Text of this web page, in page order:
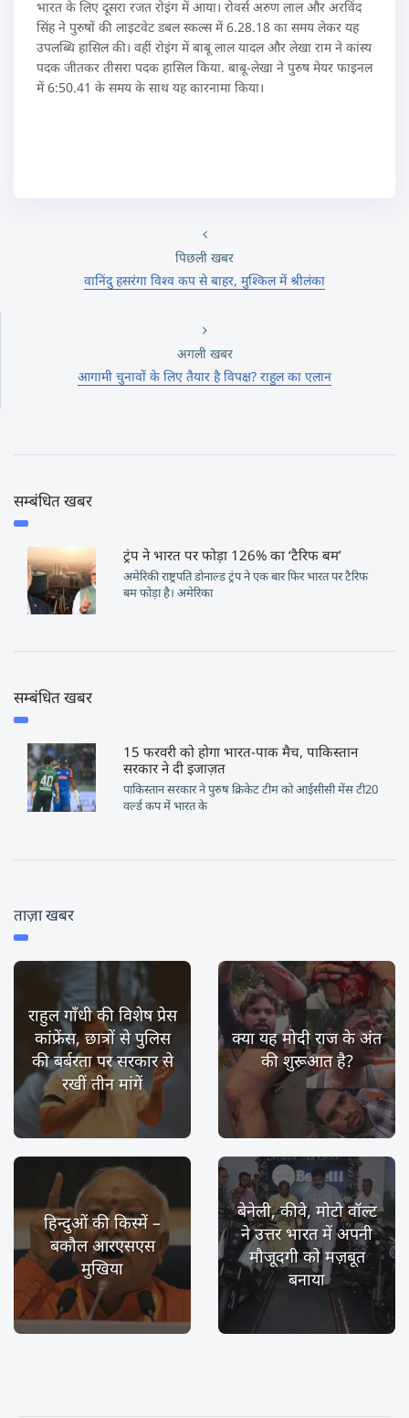
भारत के लिए दूसरा रजत रोइंग में आया। रोवर्स अरुण लाल और अरविंद
सिंह ने पुरुषों की लाइटवेट डबल स्कल्स में 6.28.18 का समय लेकर यह
उपलब्धि हासिल की। वहीं रोइंग में बाबू लाल यादल और लेखा राम ने कांस्य
पदक जीतकर तीसरा पदक हासिल किया. बाबू-लेखा ने पुरुष मेयर फाइनल
में 6:50.41 के समय के साथ यह कारनामा किया।
पिछली खबर
वानिंदु हसरंगा विश्व कप से बाहर, मुश्किल में श्रीलंका
अगली खबर
आगामी चुनावों के लिए तैयार है विपक्ष? राहुल का एलान
सम्बंधित खबर
ट्रंप ने भारत पर फोड़ा 126% का ‘टैरिफ बम’
अमेरिकी राष्ट्रपति डोनाल्ड ट्रंप ने एक बार फिर भारत पर टैरिफ
बम फोड़ा है। अमेरिका
सम्बंधित खबर
15 फरवरी को होगा भारत-पाक मैच, पाकिस्तान
सरकार ने दी इजाज़त
पाकिस्तान सरकार ने पुरुष क्रिकेट टीम को आईसीसी मेंस टी20
वर्ल्ड कप में भारत के
ताज़ा खबर
राहुल गाँधी की विशेष प्रेस
कांफ्रेंस, छात्रों से पुलिस
की बर्बरता पर सरकार से
रखीं तीन मांगें
क्या यह मोदी राज के अंत
की शुरूआत है?
हिन्दुओं की किस्में –
बकौल आरएसएस
मुखिया
बेनेली, कीवे, मोटो वॉल्ट
ने उत्तर भारत में अपनी
मौजूदगी को मज़बूत
बनाया